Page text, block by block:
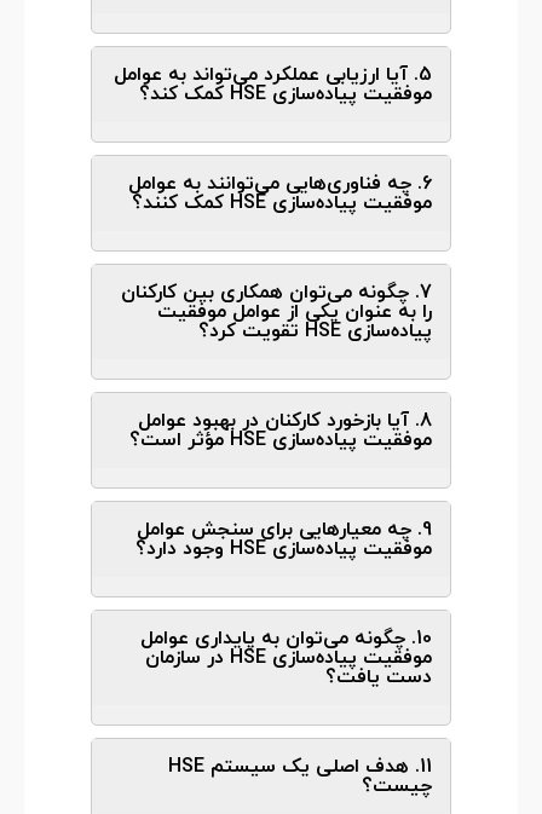
5. آیا ارزیابی عملکرد می‌تواند به عوامل
موفقیت پیاده‌سازی HSE کمک کند؟
6. چه فناوری‌هایی می‌توانند به عوامل
موفقیت پیاده‌سازی HSE کمک کنند؟
7. چگونه می‌توان همکاری بین کارکنان
را به عنوان یکی از عوامل موفقیت
پیاده‌سازی HSE تقویت کرد؟
8. آیا بازخورد کارکنان در بهبود عوامل
موفقیت پیاده‌سازی HSE مؤثر است؟
9. چه معیارهایی برای سنجش عوامل
موفقیت پیاده‌سازی HSE وجود دارد؟
10. چگونه می‌توان به پایداری عوامل
موفقیت پیاده‌سازی HSE در سازمان
دست یافت؟
11. هدف اصلی یک سیستم HSE
چیست؟